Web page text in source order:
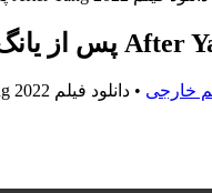
خارجی •